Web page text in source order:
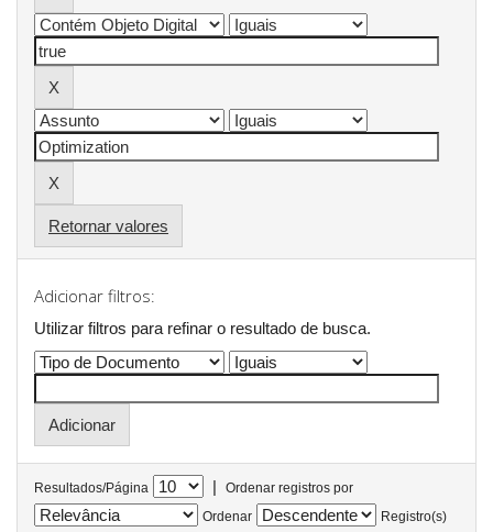
Retornar valores
Adicionar filtros:
Utilizar filtros para refinar o resultado de busca.
Resultados/Página |
Ordenar registros por
Ordenar
Registro(s)